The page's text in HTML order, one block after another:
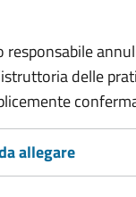
delle
allegare